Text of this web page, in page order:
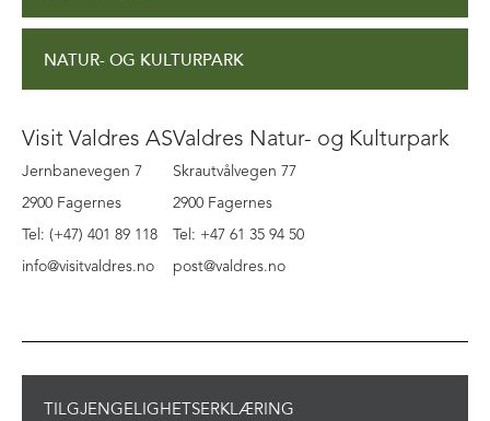
NATUR- OG KULTURPARK
Visit Valdres AS
Jernbanevegen 7
2900 Fagernes
Tel: (+47) 401 89 118
info@visitvaldres.no
Valdres Natur- og Kulturpark
Skrautvålvegen 77
2900 Fagernes
Tel: +47 61 35 94 50
post@valdres.no
TILGJENGELIGHETSERKLÆRING